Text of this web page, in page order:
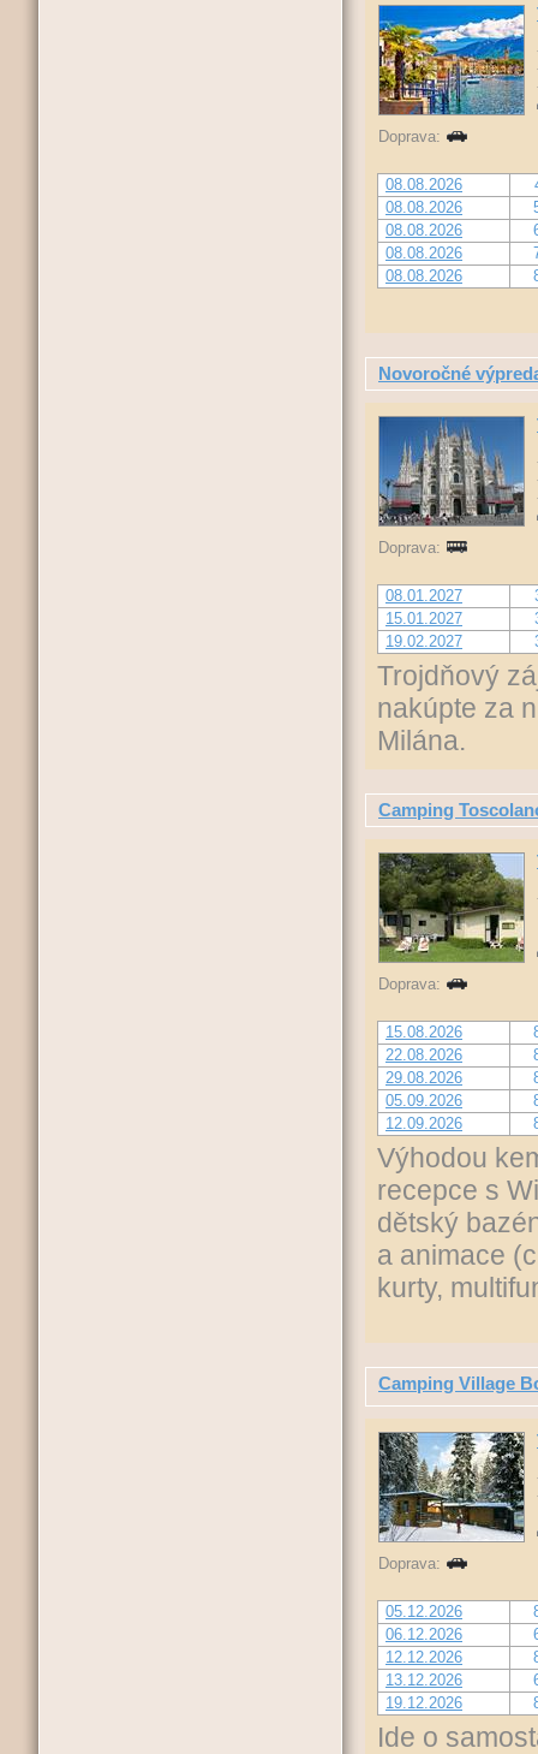
Doprava:
08.08.2026
08.08.2026
08.08.2026
08.08.2026
08.08.2026
Novoročné
Doprava:
08.01.2027
15.01.2027
19.02.2027
Trojdňový
nakúpte za
Milána.
Camping
Doprava:
15.08.2026
22.08.2026
29.08.2026
05.09.2026
12.09.2026
Výhodou
recepce s
dětský
a animace
kurty,
Camping Village
Doprava:
05.12.2026
06.12.2026
12.12.2026
13.12.2026
19.12.2026
Ide o